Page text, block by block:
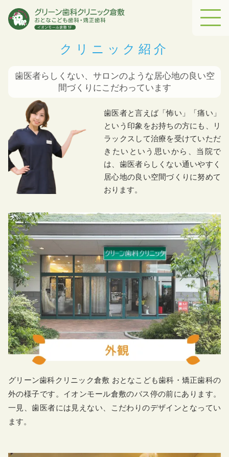
クリニック紹介
歯医者らしくない、サロンのような居心地の良い空
間づくりにこだわっています
歯医者と言えば「怖い」「痛い」
という印象をお持ちの方にも、リ
ラックスして治療を受けていただ
きたいという思いから、当院で
は、歯医者らしくない通いやすく
居心地の良い空間づくりに努めて
おります。
グリーン歯科クリニック倉敷 おとなこども歯科・矯正歯科の
外の様子です。イオンモール倉敷のバス停の前にあります。
一見、歯医者には見えない、こだわりのデザインとなってい
ます。